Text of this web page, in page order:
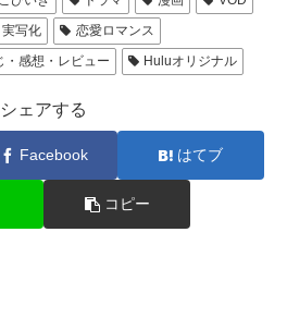
実写化
恋愛ロマンス
・感想・レビュー Huluオリジナル
シェアする
Facebook はてブ
コピー